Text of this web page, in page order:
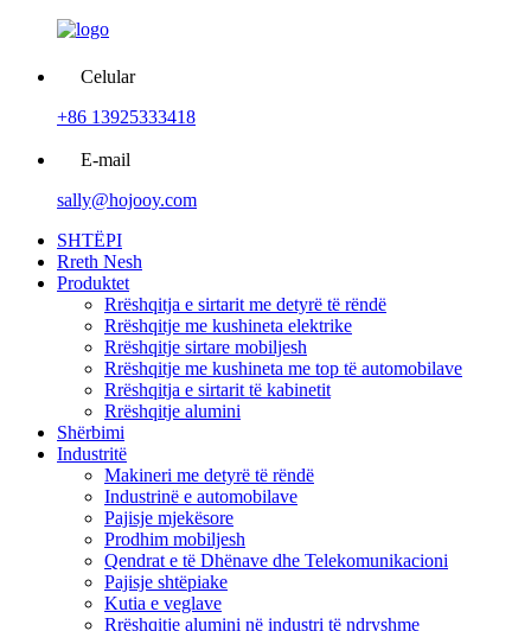
Celular
+86 13925333418
E-mail
sally@hojooy.com
SHTËPI
Rreth Nesh
Produktet
Rrëshqitja e sirtarit me detyrë të rëndë
Rrëshqitje me kushineta elektrike
Rrëshqitje sirtare mobiljesh
Rrëshqitje me kushineta me top të automobilave
Rrëshqitja e sirtarit të kabinetit
Rrëshqitje alumini
Shërbimi
Industritë
Makineri me detyrë të rëndë
Industrinë e automobilave
Pajisje mjekësore
Prodhim mobiljesh
Qendrat e të Dhënave dhe Telekomunikacioni
Pajisje shtëpiake
Kutia e veglave
Rrëshqitje alumini në industri të ndryshme